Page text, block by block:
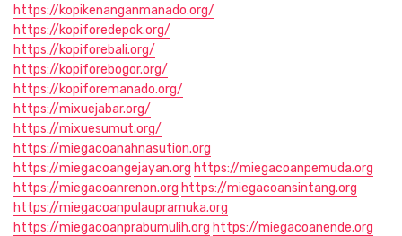
https://kopikenanganmanado.org/
https://kopiforedepok.org/
https://kopiforebali.org/
https://kopiforebogor.org/
https://kopiforemanado.org/
https://mixuejabar.org/
https://mixuesumut.org/
https://miegacoanahnasution.org
https://miegacoangejayan.org https://miegacoanpemuda.org
https://miegacoanrenon.org https://miegacoansintang.org
https://miegacoanpulaupramuka.org
https://miegacoanprabumulih.org https://miegacoanende.org